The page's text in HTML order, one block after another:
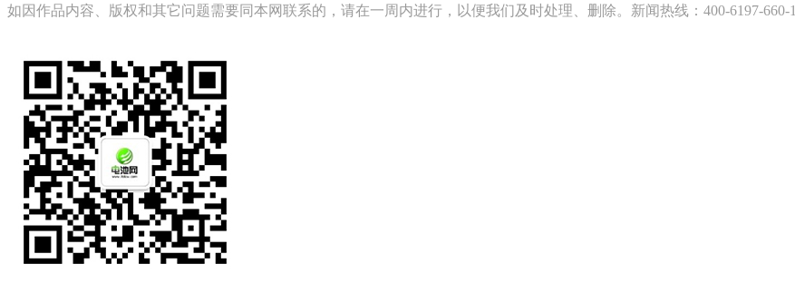
如因作品内容、版权和其它问题需要同本网联系的，请在一周内进行，以便我们及时处理、删除。新闻热线：400-6197-660-1